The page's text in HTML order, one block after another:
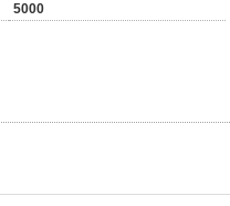
5000